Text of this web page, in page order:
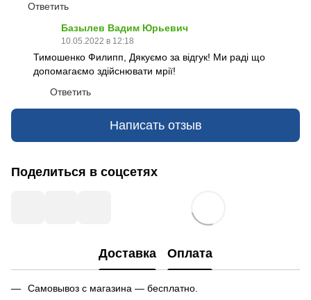
Ответить
Базылев Вадим Юрьевич
10.05.2022 в 12:18
Тимошенко Филипп, Дякуємо за відгук! Ми раді що
допомагаємо здійснювати мрії!
Ответить
Написать отзыв
Поделиться в соцсетях
Доставка Оплата
Самовывоз с магазина — бесплатно.